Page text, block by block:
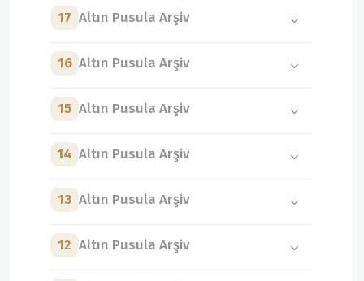
17 Altın Pusula Arşiv
16 Altın Pusula Arşiv
15 Altın Pusula Arşiv
14 Altın Pusula Arşiv
13 Altın Pusula Arşiv
12 Altın Pusula Arşiv